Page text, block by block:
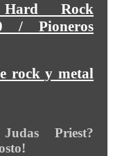
Hard Rock
/ Pioneros
rock y metal
Priest?